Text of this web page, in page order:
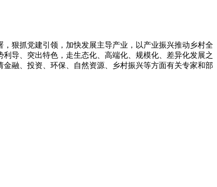
狠抓党建引领，加快发展主导产业，以产业振兴推动乡村全
导、突出特色，走生态化、高端化、规模化、差异化发展之
金融、投资、环保、自然资源、乡村振兴等方面有关专家和部